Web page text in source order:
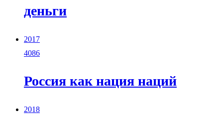
деньги
2017
4086
Россия как нация наций
2018